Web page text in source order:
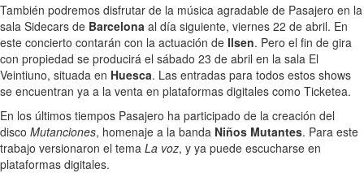
También podremos disfrutar de la música agradable de Pasajero en la
sala Sidecars de Barcelona al día siguiente, viernes 22 de abril. En
este concierto contarán con la actuación de Ilsen. Pero el fin de gira
con propiedad se producirá el sábado 23 de abril en la sala El
Veintiuno, situada en Huesca. Las entradas para todos estos shows
se encuentran ya a la venta en plataformas digitales como Ticketea.
En los últimos tiempos Pasajero ha participado de la creación del
disco Mutanciones, homenaje a la banda Niños Mutantes. Para este
trabajo versionaron el tema La voz, y ya puede escucharse en
plataformas digitales.